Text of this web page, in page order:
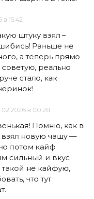
в 15:42
штуку взял –
Раньше не
а теперь прямо
реально
стало, как
в 00:28
Помню, как в
взял новую чашу —
потом кайф
сильный и вкус
такой не кайфую,
что тут